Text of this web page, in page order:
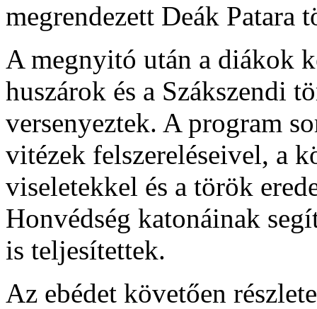
megrendezett Deák Patara
A megnyitó után a diákok
huszárok és a Szákszendi
versenyeztek. A program
vitézek felszereléseivel, a
viseletekkel és a török
Honvédség katonáinak
is teljesítettek.
Az ebédet követően